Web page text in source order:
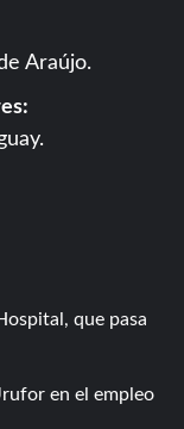
Araújo.
que pasa
en el empleo